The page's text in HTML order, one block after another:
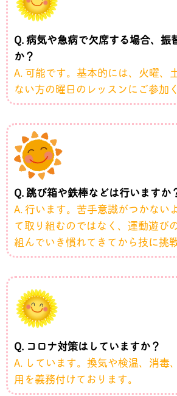
Q. 病気や急病で欠席する場合、振
か？
A. 可能です。基本的には、火曜、
ない方の曜日のレッスンにご参
Q. 跳び箱や鉄棒などは行いますか
A. 行います。苦手意識がつかない
て取り組むのではなく、運動遊び
組んでいき慣れてきてから技に挑
Q. コロナ対策はしていますか？
A. しています。換気や検温、消毒
用を義務付けております。